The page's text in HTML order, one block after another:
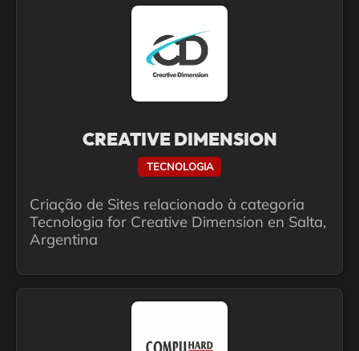
CREATIVE DIMENSION
TECNOLOGIA
Criação de Sites relacionado à categoria
Tecnologia for Creative Dimension en Salta,
Argentina